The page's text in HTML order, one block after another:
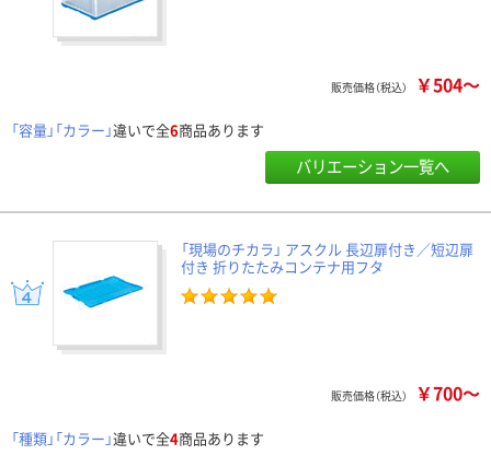
販売価格（税込） ￥504～
「容量」「カラー」違いで全6商品あります
バリエーション一覧へ
「現場のチカラ」 アスクル 長辺扉付き／短辺扉
付き 折りたたみコンテナ用フタ
販売価格（税込） ￥700～
「種類」「カラー」違いで全4商品あります